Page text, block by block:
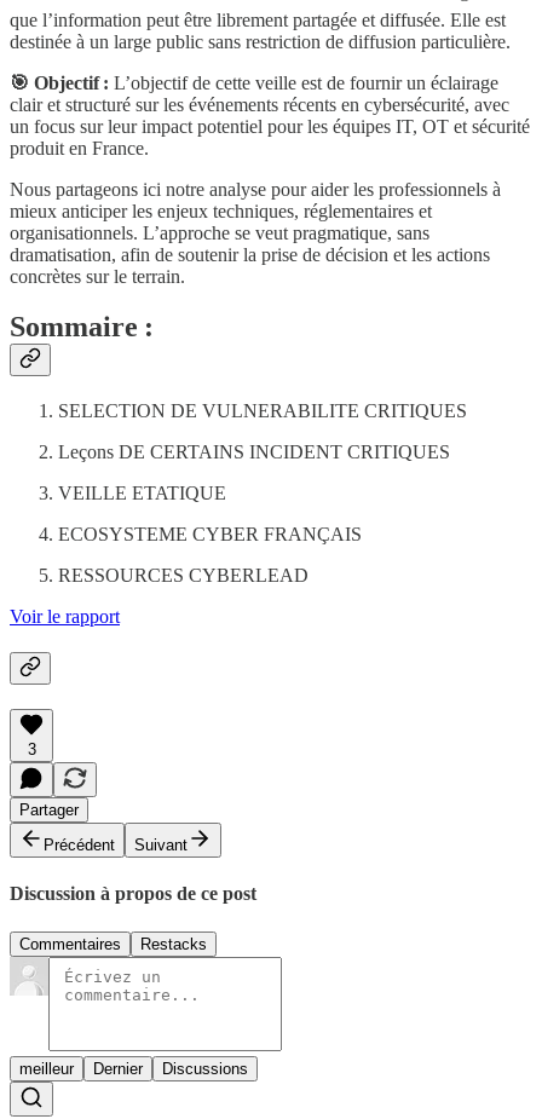
que l’information peut être librement partagée et diffusée. Elle est
destinée à un large public sans restriction de diffusion particulière.
🎯 Objectif : L’objectif de cette veille est de fournir un éclairage
clair et structuré sur les événements récents en cybersécurité, avec
un focus sur leur impact potentiel pour les équipes IT, OT et sécurité
produit en France.
Nous partageons ici notre analyse pour aider les professionnels à
mieux anticiper les enjeux techniques, réglementaires et
organisationnels. L’approche se veut pragmatique, sans
dramatisation, afin de soutenir la prise de décision et les actions
concrètes sur le terrain.
Sommaire :
SELECTION DE VULNERABILITE CRITIQUES
Leçons DE CERTAINS INCIDENT CRITIQUES
VEILLE ETATIQUE
ECOSYSTEME CYBER FRANÇAIS
RESSOURCES CYBERLEAD
Voir le rapport
3
Partager
Précédent
Suivant
Discussion à propos de ce post
Commentaires Restacks
meilleur Dernier Discussions